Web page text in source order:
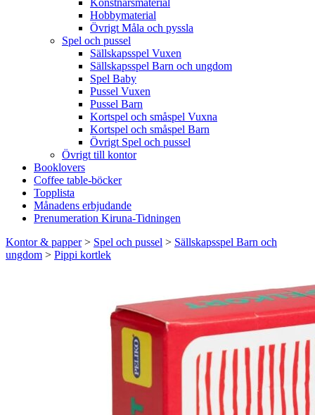
Konstnärsmaterial
Hobbymaterial
Övrigt Måla och pyssla
Spel och pussel
Sällskapsspel Vuxen
Sällskapsspel Barn och ungdom
Spel Baby
Pussel Vuxen
Pussel Barn
Kortspel och småspel Vuxna
Kortspel och småspel Barn
Övrigt Spel och pussel
Övrigt till kontor
Booklovers
Coffee table-böcker
Topplista
Månadens erbjudande
Prenumeration Kiruna-Tidningen
Kontor & papper> Spel och pussel > Sällskapsspel Barn och
ungdom > Pippi kortlek